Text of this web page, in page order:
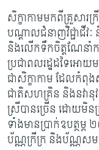
សិក្ខាកាមមកពីគ្រួសារ
បណ្តាលជំនាញវិជ្ជាជីវៈ
និងលើកទឹកចិត្តណែនាំក
ប្រជាពលរដ្ឋដទៃអោ
ជាសិក្ខាកាម ដែលកំពុង
ជាតិសហគ្រិន និងនវានុ
ស្រីបានច្រើន ដោយមិន
ទាំងមានប្រាក់ឧបត្ថម្
ប័ណ្ណក្រីក្រ និងប័ណ្ណស